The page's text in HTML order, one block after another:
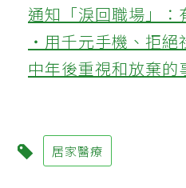
通知「淚回職場」：
‧用千元手機、拒絕
中年後重視和放棄的
居家醫療